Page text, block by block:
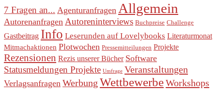
7 Fragen an... Agenturanfragen Allgemein
Autorenanfragen Autoreninterviews Buchpreise Challenge
Gastbeitrag Info Leserunden auf Lovelybooks Literaturmonat
Mitmachaktionen Plotwochen Pressemitteilungen Projekte
Rezensionen Rezis unserer Bücher Software
Statusmeldungen Projekte Umfrage Veranstaltungen
Verlagsanfragen Werbung WettbewerbeWorkshops